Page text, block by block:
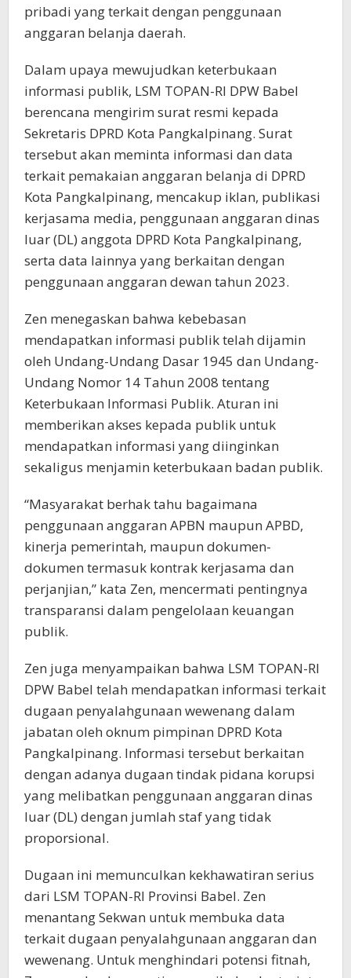
pribadi yang terkait dengan penggunaan
anggaran belanja daerah.
Dalam upaya mewujudkan keterbukaan
informasi publik, LSM TOPAN-RI DPW Babel
berencana mengirim surat resmi kepada
Sekretaris DPRD Kota Pangkalpinang. Surat
tersebut akan meminta informasi dan data
terkait pemakaian anggaran belanja di DPRD
Kota Pangkalpinang, mencakup iklan, publikasi
kerjasama media, penggunaan anggaran dinas
luar (DL) anggota DPRD Kota Pangkalpinang,
serta data lainnya yang berkaitan dengan
penggunaan anggaran dewan tahun 2023.
Zen menegaskan bahwa kebebasan
mendapatkan informasi publik telah dijamin
oleh Undang-Undang Dasar 1945 dan Undang-
Undang Nomor 14 Tahun 2008 tentang
Keterbukaan Informasi Publik. Aturan ini
memberikan akses kepada publik untuk
mendapatkan informasi yang diinginkan
sekaligus menjamin keterbukaan badan publik.
“Masyarakat berhak tahu bagaimana
penggunaan anggaran APBN maupun APBD,
kinerja pemerintah, maupun dokumen-
dokumen termasuk kontrak kerjasama dan
perjanjian,” kata Zen, mencermati pentingnya
transparansi dalam pengelolaan keuangan
publik.
Zen juga menyampaikan bahwa LSM TOPAN-RI
DPW Babel telah mendapatkan informasi terkait
dugaan penyalahgunaan wewenang dalam
jabatan oleh oknum pimpinan DPRD Kota
Pangkalpinang. Informasi tersebut berkaitan
dengan adanya dugaan tindak pidana korupsi
yang melibatkan penggunaan anggaran dinas
luar (DL) dengan jumlah staf yang tidak
proporsional.
Dugaan ini memunculkan kekhawatiran serius
dari LSM TOPAN-RI Provinsi Babel. Zen
menantang Sekwan untuk membuka data
terkait dugaan penyalahgunaan anggaran dan
wewenang. Untuk menghindari potensi fitnah,